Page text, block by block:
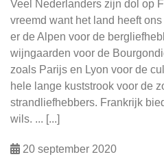
Veel Nederlanders zijn dol op
vreemd want het land heeft
er de Alpen voor de
wijngaarden voor de
zoals Parijs en Lyon voor de
hele lange kuststrook voor de
strandliefhebbers. Frankrijk
wils. ... [...]
20 september 2020